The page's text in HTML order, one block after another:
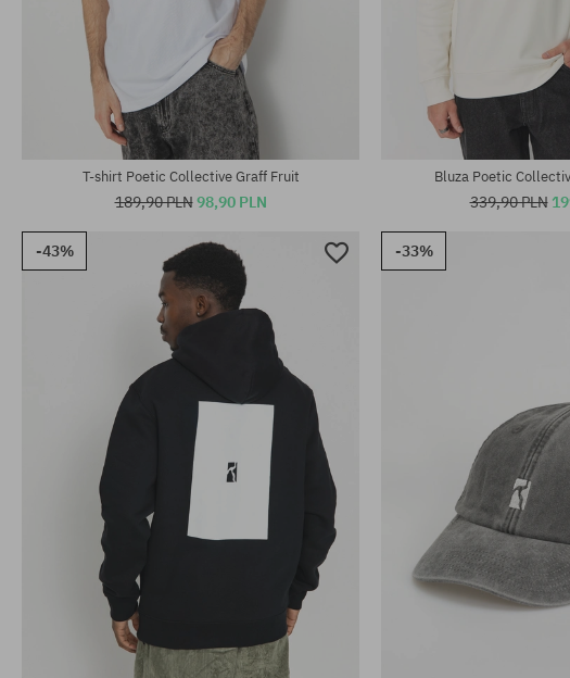
Dostępne rozmiary:
Dostępne rozmiary:
Dostępne rozmiary:
T-shirt Poetic Collective Graff Fruit
189,90 PLN98,90 PLN
Bluza Poetic
339,90 PLN
-43% -33%